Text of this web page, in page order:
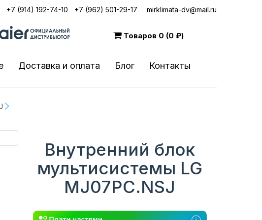
+7 (914) 192-74-10 +7 (962) 501-29-17 mirklimata-dv@mail.ru
Товаров 0 (0 ₽)
Доставка и оплата Блог Контакты
Внутренний блок
мультисистемы LG
MJ07PC.NSJ